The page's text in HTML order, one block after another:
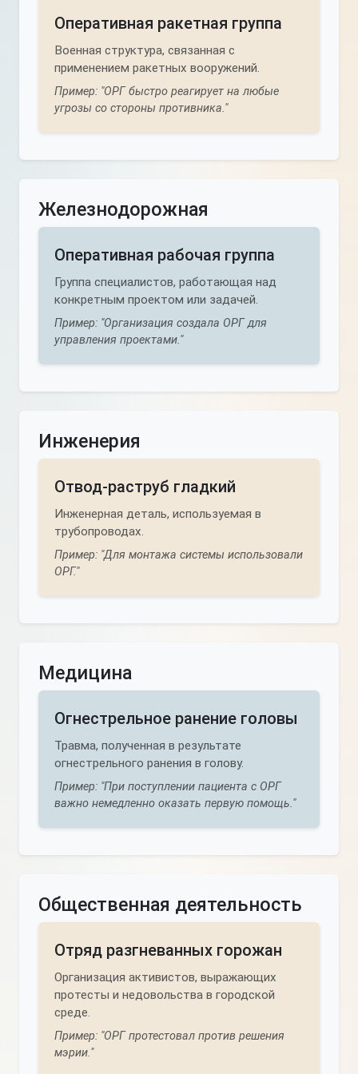
Оперативная ракетная группа
Военная структура, связанная с
применением ракетных вооружений.
Пример: "ОРГ быстро реагирует на любые
угрозы со стороны противника."
Железнодорожная
Оперативная рабочая группа
Группа специалистов, работающая над
конкретным проектом или задачей.
Пример: "Организация создала ОРГ для
управления проектами."
Инженерия
Отвод-раструб гладкий
Инженерная деталь, используемая в
трубопроводах.
Пример: "Для монтажа системы использовали
ОРГ."
Медицина
Огнестрельное ранение головы
Травма, полученная в результате
огнестрельного ранения в голову.
Пример: "При поступлении пациента с ОРГ
важно немедленно оказать первую помощь."
Общественная деятельность
Отряд разгневанных горожан
Организация активистов, выражающих
протесты и недовольства в городской
среде.
Пример: "ОРГ протестовал против решения
мэрии."